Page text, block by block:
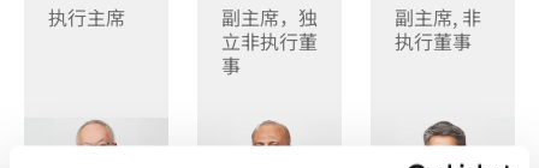
执行主席
副主席，独
立非执行董
事
副主席, 非
执行董事